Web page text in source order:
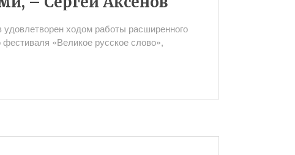
удовлетворен ходом работы расширенного
«Великое русское слово»,